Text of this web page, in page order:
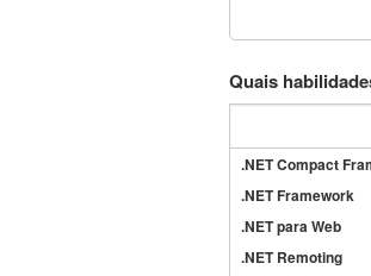
Quais
.NET Compact
.NET Framework
.NET para Web
.NET Remoting